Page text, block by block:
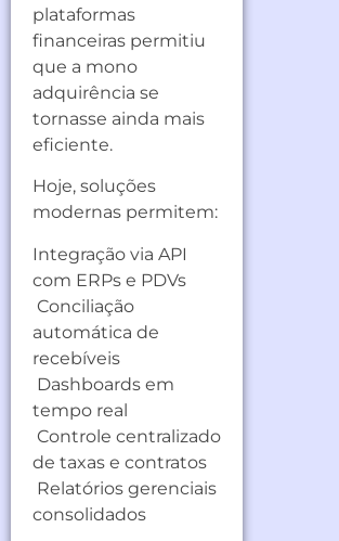
plataformas
financeiras permitiu
que a mono
adquirência se
tornasse ainda mais
eficiente.
Hoje, soluções
modernas permitem:
Integração via API
com ERPs e PDVs
Conciliação
automática de
recebíveis
Dashboards em
tempo real
Controle centralizado
de taxas e contratos
Relatórios gerenciais
consolidados